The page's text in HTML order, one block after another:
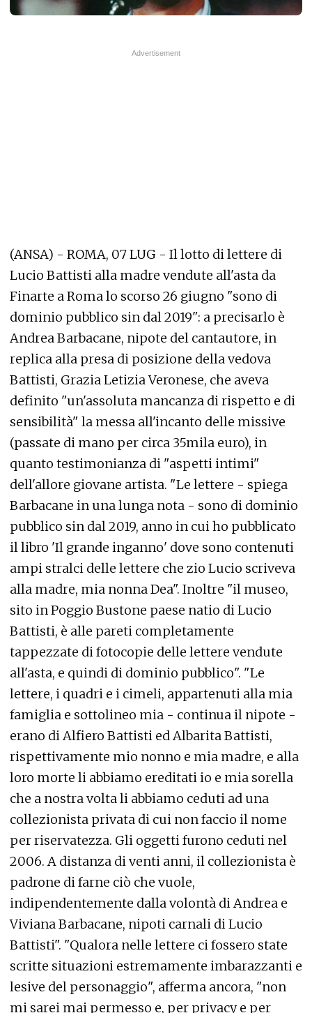
(ANSA) - ROMA, 07 LUG - Il lotto di lettere di
Lucio Battisti alla madre vendute all'asta da
Finarte a Roma lo scorso 26 giugno "sono di
dominio pubblico sin dal 2019": a precisarlo è
Andrea Barbacane, nipote del cantautore, in
replica alla presa di posizione della vedova
Battisti, Grazia Letizia Veronese, che aveva
definito "un'assoluta mancanza di rispetto e di
sensibilità" la messa all'incanto delle missive
(passate di mano per circa 35mila euro), in
quanto testimonianza di "aspetti intimi"
dell'allore giovane artista. "Le lettere - spiega
Barbacane in una lunga nota - sono di dominio
pubblico sin dal 2019, anno in cui ho pubblicato
il libro 'Il grande inganno' dove sono contenuti
ampi stralci delle lettere che zio Lucio scriveva
alla madre, mia nonna Dea". Inoltre "il museo,
sito in Poggio Bustone paese natio di Lucio
Battisti, è alle pareti completamente
tappezzate di fotocopie delle lettere vendute
all'asta, e quindi di dominio pubblico". "Le
lettere, i quadri e i cimeli, appartenuti alla mia
famiglia e sottolineo mia - continua il nipote -
erano di Alfiero Battisti ed Albarita Battisti,
rispettivamente mio nonno e mia madre, e alla
loro morte li abbiamo ereditati io e mia sorella
che a nostra volta li abbiamo ceduti ad una
collezionista privata di cui non faccio il nome
per riservatezza. Gli oggetti furono ceduti nel
2006. A distanza di venti anni, il collezionista è
padrone di farne ciò che vuole,
indipendentemente dalla volontà di Andrea e
Viviana Barbacane, nipoti carnali di Lucio
Battisti". "Qualora nelle lettere ci fossero state
scritte situazioni estremamente imbarazzanti e
lesive del personaggio", afferma ancora, "non
mi sarei mai permesso e, per privacy e per